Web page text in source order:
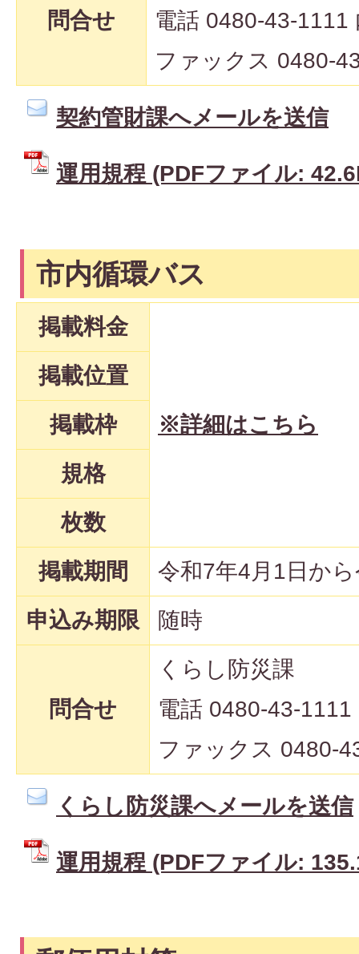
問合せ
電話 0480-43-1111
ファックス 0480-
契約管財課へメールを送信
運用規程 (PDFファイル:
市内循環バス
掲載料金
※詳細はこちら
掲載位置
掲載枠
規格
枚数
掲載期間
令和7年4月1日か
申込み期限
随時
問合せ
くらし防災課
電話 0480-43-1111
ファックス 0480-
くらし防災課へメールを送信
運用規程 (PDFファイル: